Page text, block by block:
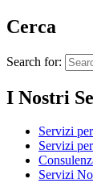
Cerca
Search for:
I Nostri
Servizi
Servizi
Servizi